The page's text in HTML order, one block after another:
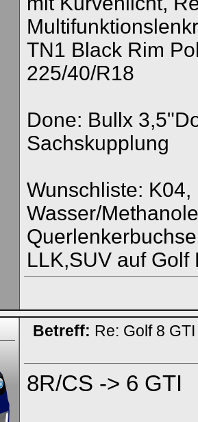
TN1 Black Rim
225/40/R18
Done: Bullx
Sachskupplung
Wunschliste: K04,
Wasser/
LLK,SUV auf Golf
Betreff: Re: Golf 8
8R/CS -> 6 GTI